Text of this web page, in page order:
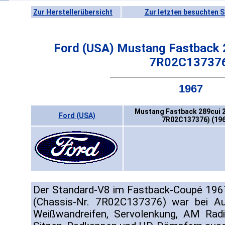
Zur Herstellerübersicht Zur letzten besuchten
Ford (USA) Mustang
1967
Ford (USA)
Mustang Fastback 289cui
7R02C137376)
Der Standard-V8 im Fastback-Coupé
(Chassis-Nr. 7R02C137376) war bei
Weißwandreifen, Servolenkung, AM